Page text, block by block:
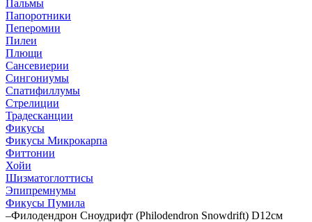
Пальмы
Папоротники
Пеперомии
Пилеи
Плющи
Сансевиерии
Сингониумы
Спатифиллумы
Стрелиции
Традесканции
Фикусы
Фикусы Микрокарпа
Фиттонии
Хойи
Шизматоглоттисы
Эпипремнумы
Фикусы Пумила
–Филодендрон Сноудрифт (Philodendron Snowdrift) D12см